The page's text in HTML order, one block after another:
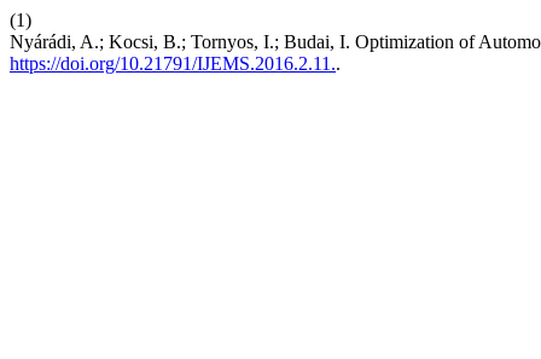
(1)
Nyárádi, A.; Kocsi, B.; Tornyos, I.; Budai, I. Optimization of
https://doi.org/10.21791/IJEMS.2016.2.11..